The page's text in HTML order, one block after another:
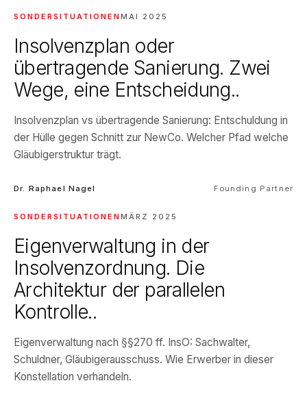
SONDERSITUATIONENMAI 2025
Insolvenzplan oder
übertragende Sanierung. Zwei
Wege, eine Entscheidung..
Insolvenzplan vs übertragende Sanierung: Entschuldung in
der Hülle gegen Schnitt zur NewCo. Welcher Pfad welche
Gläubigerstruktur trägt.
Dr. Raphael Nagel Founding Partner
SONDERSITUATIONENMÄRZ 2025
Eigenverwaltung in der
Insolvenzordnung. Die
Architektur der parallelen
Kontrolle..
Eigenverwaltung nach §§270 ff. InsO: Sachwalter,
Schuldner, Gläubigerausschuss. Wie Erwerber in dieser
Konstellation verhandeln.